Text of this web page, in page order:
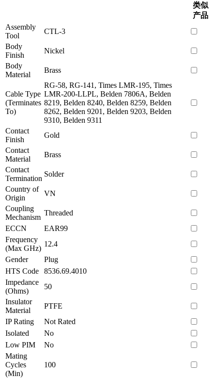
类似
产品
Assembly
Tool
CTL-3
Body
Finish
Nickel
Body
Material
Brass
Cable Type
(Terminates
To)
RG-58, RG-141, Times LMR-195, Times
LMR-200-LLPL, Belden 7806A, Belden
8219, Belden 8240, Belden 8259, Belden
8262, Belden 9201, Belden 9203, Belden
9310, Belden 9311
Contact
Finish
Gold
Contact
Material
Brass
Contact
Termination
Solder
Country of
Origin
VN
Coupling
Mechanism
Threaded
ECCN
EAR99
Frequency
(Max GHz)
12.4
Gender
Plug
HTS Code
8536.69.4010
Impedance
(Ohms)
50
Insulator
Material
PTFE
IP Rating
Not Rated
Isolated
No
Low PIM
No
Mating
Cycles
(Min)
100